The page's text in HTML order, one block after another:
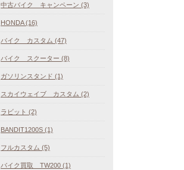
中古バイク キャンペーン (3)
HONDA (16)
バイク カスタム (47)
バイク スクーター (8)
ガソリンスタンド (1)
スカイウェイブ カスタム (2)
ラビット (2)
BANDIT1200S (1)
フルカスタム (5)
バイク買取 TW200 (1)